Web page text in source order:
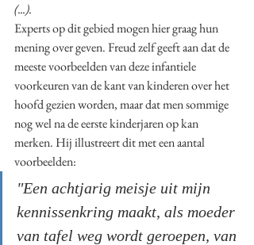
(...).
Experts op dit gebied mogen hier graag hun
mening over geven. Freud zelf geeft aan dat de
meeste voorbeelden van deze infantiele
voorkeuren van de kant van kinderen over het
hoofd gezien worden, maar dat men sommige
nog wel na de eerste kinderjaren op kan
merken. Hij illustreert dit met een aantal
voorbeelden:
"Een achtjarig meisje uit mijn
kennissenkring maakt, als moeder
van tafel weg wordt geroepen, van